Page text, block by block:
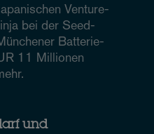
Venture-
bei der Seed-
Batterie-
11 Millionen
und